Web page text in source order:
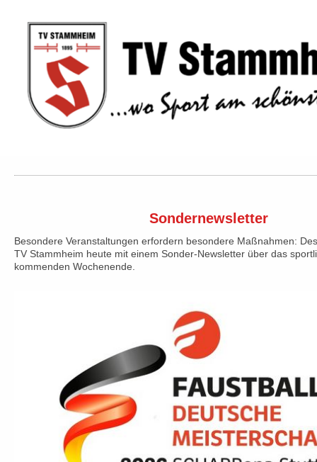
Sondernewsletter
Besondere Veranstaltungen erfordern besondere Maßnahmen:
TV Stammheim heute mit einem Sonder-Newsletter über das
kommenden Wochenende.